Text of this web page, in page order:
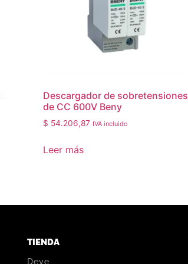
Descargador de sobretensiones
de CC 600V Beny
$ 54.206,87 IVA incluido
Leer más
TIENDA
Deye